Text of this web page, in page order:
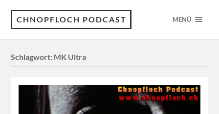
CHNOPFLOCH PODCAST MENÜ
Schlagwort: MK Ultra